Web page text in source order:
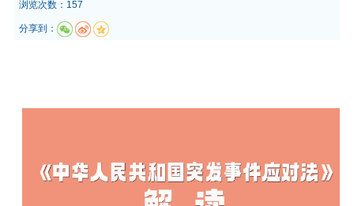
浏览次数：157
分享到：